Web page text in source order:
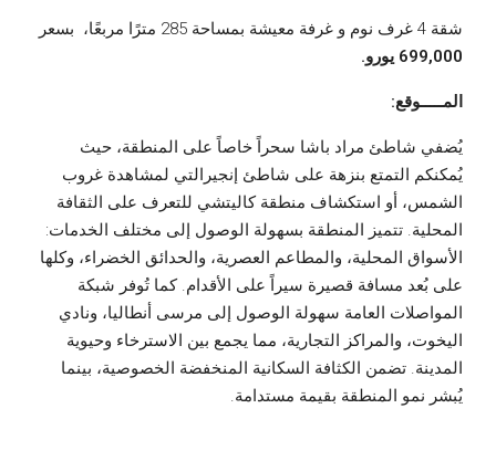
شقة 4 غرف نوم و غرفة معيشة بمساحة 285 مترًا مربعًا، بسعر
699,000 يورو.
المـــــوقع:
يُضفي شاطئ مراد باشا سحراً خاصاً على المنطقة، حيث
يُمكنكم التمتع بنزهة على شاطئ إنجيرالتي لمشاهدة غروب
الشمس، أو استكشاف منطقة كاليتشي للتعرف على الثقافة
المحلية. تتميز المنطقة بسهولة الوصول إلى مختلف الخدمات:
الأسواق المحلية، والمطاعم العصرية، والحدائق الخضراء، وكلها
على بُعد مسافة قصيرة سيراً على الأقدام. كما تُوفر شبكة
المواصلات العامة سهولة الوصول إلى مرسى أنطاليا، ونادي
اليخوت، والمراكز التجارية، مما يجمع بين الاسترخاء وحيوية
المدينة. تضمن الكثافة السكانية المنخفضة الخصوصية، بينما
يُبشر نمو المنطقة بقيمة مستدامة.